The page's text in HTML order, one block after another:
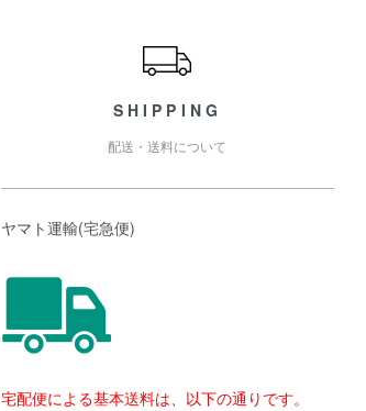
SHIPPING
配送・送料について
ヤマト運輸(宅急便)
宅配便による基本送料は、以下の通りです。